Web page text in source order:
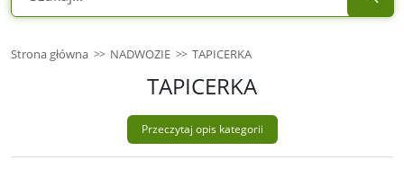
Strona główna NADWOZIE TAPICERKA
TAPICERKA
Przeczytaj opis kategorii